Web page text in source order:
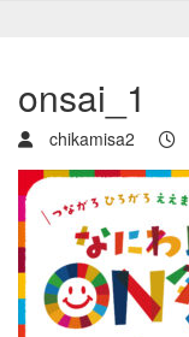
onsai_1
chikamisa2